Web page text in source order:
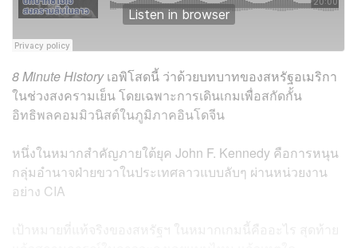
8Minute Historyเอพิโสดนี้ ว่าด้วยบทบาทของสหรัฐอเมริกา
ในช่วงสงครามเย็น โดยเฉพาะการเดินเกมเพื่อสกัดกั้น
อิทธิพลคอมมิวนิสต์ในภูมิภาคอินโดจีน
หนึ่งในหมากสำคัญภายใต้ยุค John F. Kennedy คือการหนุน
กลุ่มอำนาจฝ่ายขวาในประเทศลาวแบบลับๆ ผ่านหน่วยงาน
อย่าง CIA
เป้าหมายที่แท้จริงของสหรัฐฯ ในหมากเกมนี้คืออะไร สุดท้าย